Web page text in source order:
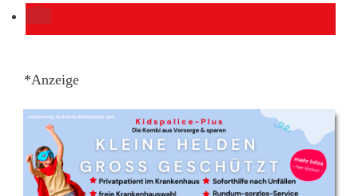
*Anzeige